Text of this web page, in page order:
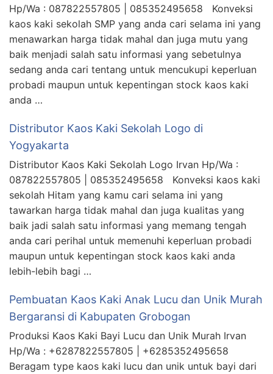
Hp/Wa : 087822557805 | 085352495658 Konveksi
kaos kaki sekolah SMP yang anda cari selama ini yang
menawarkan harga tidak mahal dan juga mutu yang
baik menjadi salah satu informasi yang sebetulnya
sedang anda cari tentang untuk mencukupi keperluan
probadi maupun untuk kepentingan stock kaos kaki
anda …
Distributor Kaos Kaki Sekolah Logo di
Yogyakarta
Distributor Kaos Kaki Sekolah Logo Irvan Hp/Wa :
087822557805 | 085352495658 Konveksi kaos kaki
sekolah Hitam yang kamu cari selama ini yang
tawarkan harga tidak mahal dan juga kualitas yang
baik jadi salah satu informasi yang memang tengah
anda cari perihal untuk memenuhi keperluan probadi
maupun untuk kepentingan stock kaos kaki anda
lebih-lebih bagi …
Pembuatan Kaos Kaki Anak Lucu dan Unik Murah
Bergaransi di Kabupaten Grobogan
Produksi Kaos Kaki Bayi Lucu dan Unik Murah Irvan
Hp/Wa : +6287822557805 | +6285352495658
Beragam type kaos kaki lucu dan unik untuk bayi dari